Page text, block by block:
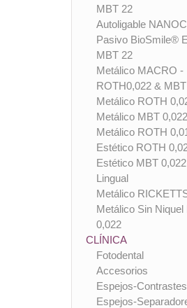
MBT 22
Autoligable
Pasivo BioSmile®
MBT 22
Metálico MACRO -
ROTH0,022 &
Metálico ROTH
Metálico MBT 0,022
Metálico ROTH
Estético ROTH
Estético MBT 0,022
Lingual
Metálico
Metálico Sin Niquel
0,022
CLÍNICA
Fotodental
Accesorios
Espejos-Contrastes
Espejos-